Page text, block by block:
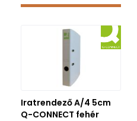
Iratrendező A/4 5cm
Q-CONNECT fehér